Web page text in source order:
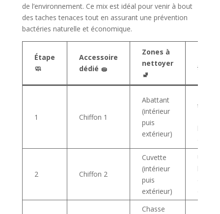
de l’environnement. Ce mix est idéal pour venir à bout
des taches tenaces tout en assurant une prévention
bactéries naturelle et économique.
Étape
🧼
Accessoire
dédié 🧽
Zones à
nettoyer
🚽
💡
1 Chiffon 1
Abattant
(intérieur
puis
extérieur)
toute
limiter
2 Chiffon 2
Cuvette
(intérieur
puis
extérieur)
Chasse